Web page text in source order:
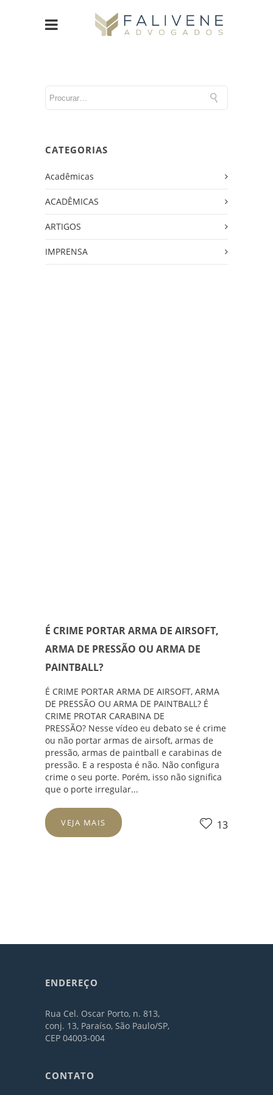
CATEGORIAS
Acadêmicas
ACADÊMICAS
ARTIGOS
IMPRENSA
É CRIME PORTAR ARMA DE AIRSOFT,
ARMA DE PRESSÃO OU ARMA DE
PAINTBALL?
É CRIME PORTAR ARMA DE AIRSOFT, ARMA
DE PRESSÃO OU ARMA DE PAINTBALL? É
CRIME PROTAR CARABINA DE
PRESSÃO? Nesse vídeo eu debato se é crime
ou não portar armas de airsoft, armas de
pressão, armas de paintball e carabinas de
pressão. E a resposta é não. Não configura
crime o seu porte. Porém, isso não significa
que o porte irregular...
VEJA MAIS 13
ENDEREÇO
Rua Cel. Oscar Porto, n. 813,
conj. 13, Paraíso, São Paulo/SP,
CEP 04003-004
CONTATO